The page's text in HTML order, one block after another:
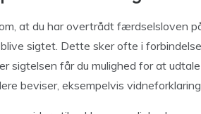
at du har overtrådt færdselsloven
sigtet. Dette sker ofte i
sigtelsen får du mulighed for at
beviser, eksempelvis